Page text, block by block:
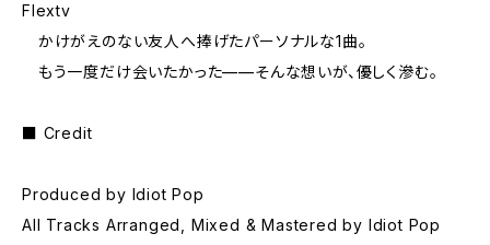
Flextv
かけがえのない友人へ捧げたパーソナルな1曲。
もう一度だけ会いたかった——そんな想いが、優しく滲む。
■ Credit
Produced by Idiot Pop
All Tracks Arranged, Mixed & Mastered by Idiot Pop